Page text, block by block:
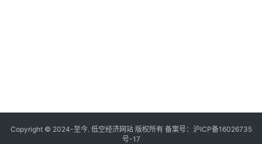
Copyright © 2024-至今. 低空经济网站 版权所有 备案号： 沪ICP备16026735
号-17